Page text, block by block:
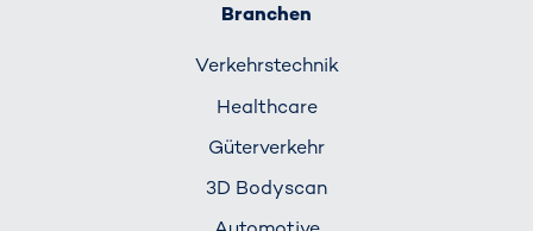
Branchen
Verkehrs­technik
Healthcare
Güterverkehr
3D Bodyscan